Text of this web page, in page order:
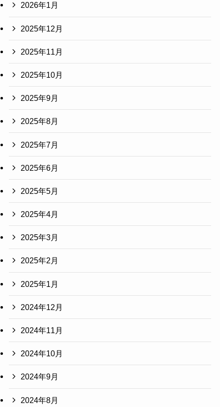
2026年1月
2025年12月
2025年11月
2025年10月
2025年9月
2025年8月
2025年7月
2025年6月
2025年5月
2025年4月
2025年3月
2025年2月
2025年1月
2024年12月
2024年11月
2024年10月
2024年9月
2024年8月